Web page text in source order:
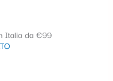
Italia da €99